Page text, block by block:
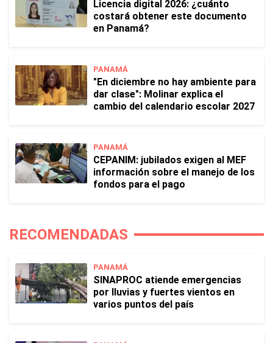
Licencia digital 2026: ¿cuánto
costará obtener este documento
en Panamá?
PANAMÁ
"En diciembre no hay ambiente para
dar clase": Molinar explica el
cambio del calendario escolar 2027
PANAMÁ
CEPANIM: jubilados exigen al MEF
información sobre el manejo de los
fondos para el pago
RECOMENDADAS
PANAMÁ
SINAPROC atiende emergencias
por lluvias y fuertes vientos en
varios puntos del país